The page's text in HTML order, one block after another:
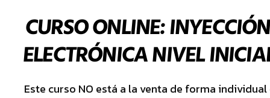
CURSO ONLINE: INYECCIÓN
ELECTRÓNICA NIVEL
Este curso NO está a la venta de forma